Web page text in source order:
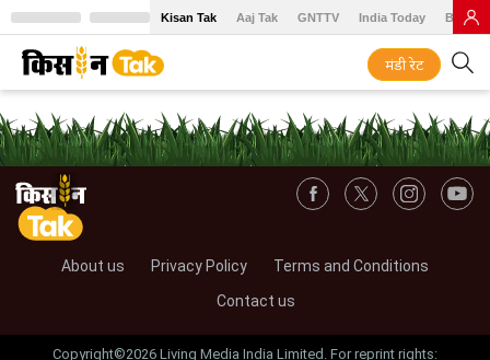
Kisan Tak Aaj Tak GNTTV India Today BT
मंडी रेट
About us Privacy Policy
Terms and Conditions
Contact us
Copyright©2026 Living Media India Limited. For reprint rights: